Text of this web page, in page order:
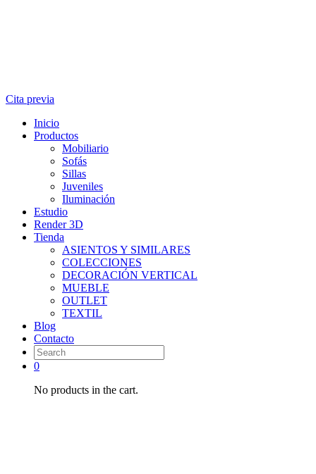
Cita previa
Inicio
Productos
Mobiliario
Sofás
Sillas
Juveniles
Iluminación
Estudio
Render 3D
Tienda
ASIENTOS Y SIMILARES
COLECCIONES
DECORACIÓN VERTICAL
MUEBLE
OUTLET
TEXTIL
Blog
Contacto
0
No products in the cart.